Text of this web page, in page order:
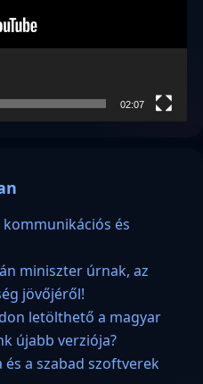
02:07
és
miniszter úrnak, az
jövőjéről!
letölthető a magyar
újabb verziója?
a szabad szoftverek